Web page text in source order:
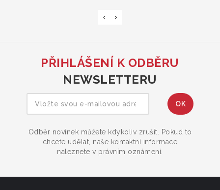
PŘIHLÁŠENÍ K ODBĚRU
NEWSLETTERU
Odběr novinek můžete kdykoliv zrušit. Pokud to
chcete udělat, naše kontaktní informace
naleznete v právním oznámení.